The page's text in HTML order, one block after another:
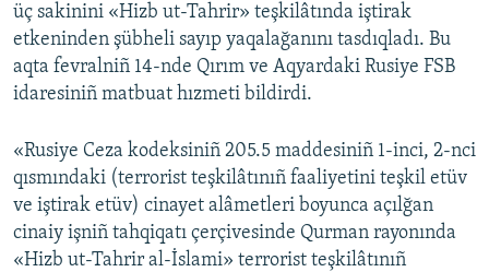
VİDEO
SÜRET
BLOGLAR
FİKİR
Русский
Українською
üç sakinini «Hizb ut-Tahrir» teşkilâtında iştirak
etkeninden şübheli sayıp yaqalağanını tasdıqladı. Bu
aqta fevralniñ 14-nde Qırım ve Aqyardaki Rusiye FSB
idaresiniñ matbuat hızmeti bildirdi.
«Rusiye Ceza kodeksiniñ 205.5 maddesiniñ 1-inci, 2-nci
qısmındaki (terrorist teşkilâtınıñ faaliyetini teşkil etüv
ve iştirak etüv) cinayet alâmetleri boyunca açılğan
cinaiy işniñ tahqiqatı çerçivesinde Qurman rayonında
«Hizb ut-Tahrir al-İslami» terrorist teşkilâtınıñ